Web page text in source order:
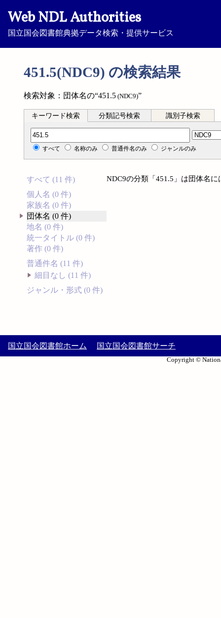
Web NDL Authorities
国立国会図書館典拠データ検索・提供サービス
451.5(NDC9) の検索結果
検索対象：団体名の“451.5 (NDC9)”
キーワード検索 分類記号検索 識別子検索
分類記号検索
すべて 名称のみ 普通件名のみ ジャンルのみ
すべて (11 件)
個人名 (0 件)
家族名 (0 件)
団体名 (0 件)
地名 (0 件)
統一タイトル (0 件)
著作 (0 件)
普通件名 (11 件)
細目なし (11 件)
ジャンル・形式 (0 件)
NDC9の分類「451.5」は団体名
国立国会図書館ホーム 国立国会図書館サーチ
Copyright ©